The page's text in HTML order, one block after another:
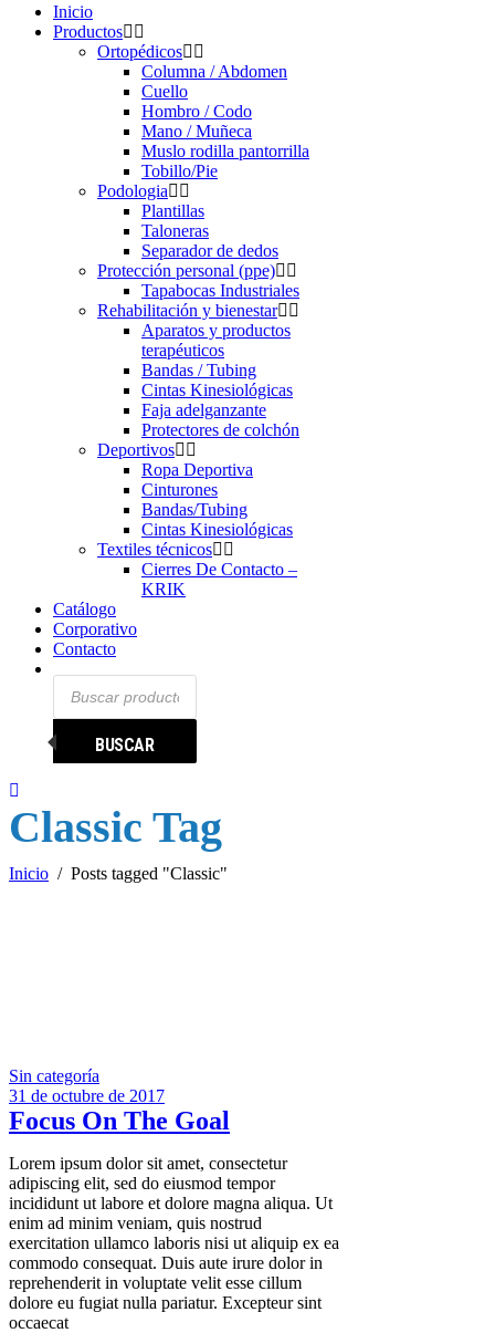
Inicio
Productos
Ortopédicos
Columna / Abdomen
Cuello
Hombro / Codo
Mano / Muñeca
Muslo rodilla pantorrilla
Tobillo/Pie
Podologia
Plantillas
Taloneras
Separador de dedos
Protección personal (ppe)
Tapabocas Industriales
Rehabilitación y bienestar
Aparatos y productos
terapéuticos
Bandas / Tubing
Cintas Kinesiológicas
Faja adelganzante
Protectores de colchón
Deportivos
Ropa Deportiva
Cinturones
Bandas/Tubing
Cintas Kinesiológicas
Textiles técnicos
Cierres De Contacto –
KRIK
Catálogo
Corporativo
Contacto
Búsqueda
productos
BUSCAR
Classic Tag
Inicio / Posts tagged "Classic"
Sin categoría
31 de octubre de 2017
Focus On The Goal
Lorem ipsum dolor sit amet, consectetur
adipiscing elit, sed do eiusmod tempor
incididunt ut labore et dolore magna aliqua. Ut
enim ad minim veniam, quis nostrud
exercitation ullamco laboris nisi ut aliquip ex ea
commodo consequat. Duis aute irure dolor in
reprehenderit in voluptate velit esse cillum
dolore eu fugiat nulla pariatur. Excepteur sint
occaecat